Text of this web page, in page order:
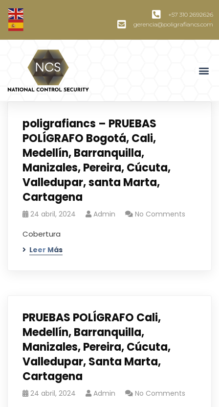
+57 310 2692626
gerencia@poligrafiancs.com
poligrafiancs – PRUEBAS
POLÍGRAFO Bogotá, Cali,
Medellín, Barranquilla,
Manizales, Pereira, Cúcuta,
Valledupar, santa Marta,
Cartagena
24 abril, 2024 Admin No Comments
Cobertura
Leer Más
PRUEBAS POLÍGRAFO Cali,
Medellín, Barranquilla,
Manizales, Pereira, Cúcuta,
Valledupar, Santa Marta,
Cartagena
24 abril, 2024 Admin No Comments